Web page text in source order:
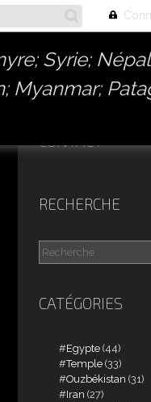
Syrie;
Myanmar;
CONTACT
RECHERCHE
CATÉGORIES
Egypte (44)
Temple (33)
Ouzbékistan (31)
Iran (27)